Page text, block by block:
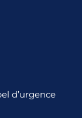
d’urgence